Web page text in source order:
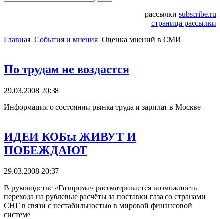
рассылки subscribe.ru
страница рассылки
Главная События и мнения Оценка мнений в СМИ
По трудам не воздастся
29.03.2008 20:38
Информация о состоянии рынка труда и зарплат в Москве
ИДЕИ КОБы ЖИВУТ И
ПОБЕЖДАЮТ
29.03.2008 20:37
В руководстве «Газпрома» рассматривается возможность
перехода на рублевые расчёты за поставки газа со странами
СНГ в связи с нестабильностью в мировой финансовой
системе